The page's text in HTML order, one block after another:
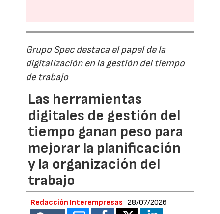
Grupo Spec destaca el papel de la
digitalización en la gestión del tiempo
de trabajo
Las herramientas
digitales de gestión del
tiempo ganan peso para
mejorar la planificación
y la organización del
trabajo
Redacción Interempresas 28/07/2026